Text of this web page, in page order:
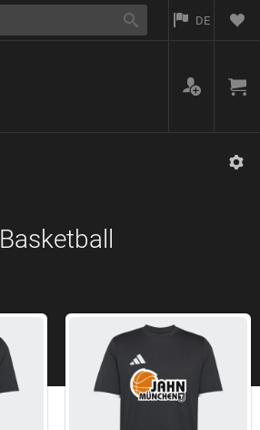
DE
Basketball